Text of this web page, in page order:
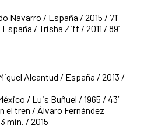
Navarro / España / 2015 / 71'
/ Trisha Ziff / 2011 / 89’
Alcantud / España / 2013 /
/ Luis Buñuel / 1965 / 43’
el tren / Álvaro Fernández
min. / 2015